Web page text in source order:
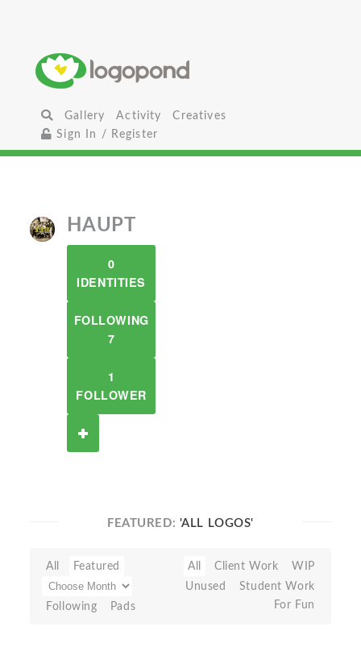
Gallery Activity
Creatives
Sign In / Register
HAUPT
0
IDENTITIES
FOLLOWING
7
1
FOLLOWER
FEATURED: 'ALL LOGOS'
All Featured
Following Pads
All Client Work
WIP
Unused
Student Work
For Fun